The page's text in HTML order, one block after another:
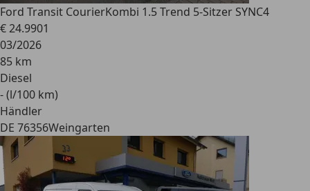
Ford Transit CourierKombi 1.5 Trend 5-Sitzer SYNC4
€ 24.9901
03/2026
85 km
Diesel
- (l/100 km)
Händler
DE 76356Weingarten